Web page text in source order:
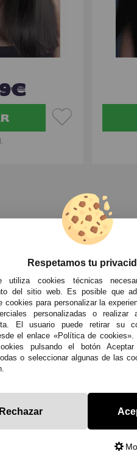
Peluca Fever Ashley
que nadie!
por e-mail. Puedo darme de baja cuando
10 a 14h y de 17 a 20h
·
Respetamos tu
utiliza cookies técnicas
del sitio web. Es posible que
cookies para personalizar la
personalizadas o realizar
El usuario puede retirar su
el enlace «Política de cookies».
pulsando el botón
o seleccionar algunas de las
Rechazar